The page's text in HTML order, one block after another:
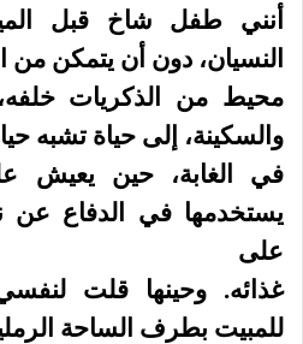
أنني طفل شاخ قبل
النسيان، دون أن يتمكن
محيط من الذكريات
والسكينة، إلى حياة تشبه
في الغابة، حين يعيش
يستخدمها في الدفاع
على
غذائه. وحينها قلت
للمبيت بطرف الساحة الرملية